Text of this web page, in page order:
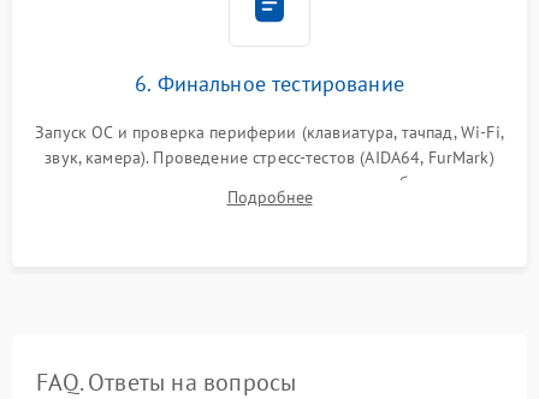
6. Финальное тестирование
Запуск ОС и проверка периферии (клавиатура, тачпад, Wi-Fi,
звук, камера). Проведение стресс-тестов (AIDA64, FurMark)
для контроля температурного режима и стабильности
системы под пиковой нагрузкой.
Подробнее
FAQ. Ответы на вопросы